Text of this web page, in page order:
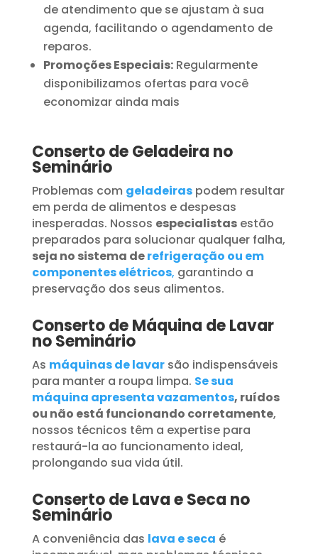
de atendimento que se ajustam à sua
agenda, facilitando o agendamento de
reparos.
Promoções Especiais:Regularmente
disponibilizamos ofertas para você
economizar ainda mais
Conserto de Geladeira no
Seminário
Problemas com geladeiraspodem resultar
em perda de alimentos e despesas
inesperadas. Nossos especialistasestão
preparados para solucionar qualquer falha,
seja no sistema derefrigeração ou em
componentes elétricos, garantindo a
preservação dos seus alimentos.
Conserto de Máquina de Lavar
no Seminário
As máquinas de lavar são indispensáveis
para manter a roupa limpa. Se sua
máquina apresenta vazamentos, ruídos
ou não está funcionando corretamente,
nossos técnicos têm a expertise para
restaurá-la ao funcionamento ideal,
prolongando sua vida útil.
Conserto de Lava e Seca no
Seminário
A conveniência das lava e seca é